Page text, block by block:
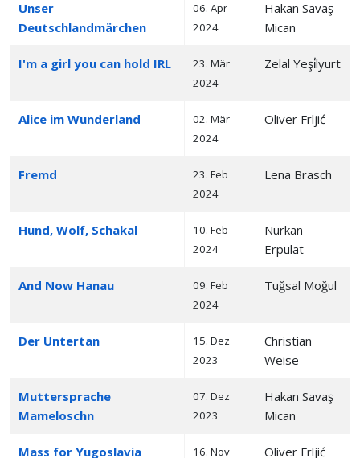
Unser
Deutschlandmärchen
06. Apr
2024
Hakan Savaş
Mican
I'm a girl you can hold IRL
23. Mär
2024
Zelal Yeşi̇lyurt
Alice im Wunderland
02. Mär
2024
Oliver Frljić
Fremd
23. Feb
2024
Lena Brasch
Hund, Wolf, Schakal
10. Feb
2024
Nurkan
Erpulat
And Now Hanau
09. Feb
2024
Tuğsal Moğul
Der Untertan
15. Dez
2023
Christian
Weise
Muttersprache
Mameloschn
07. Dez
2023
Hakan Savaş
Mican
Mass for Yugoslavia
16. Nov
Oliver Frljić